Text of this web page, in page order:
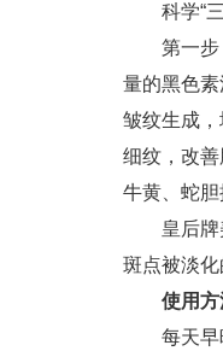
科学“
第一
量的黑色
皱纹生成
细纹，改
牛黄、蛇胆
皇后
斑点被淡
使用方
每天